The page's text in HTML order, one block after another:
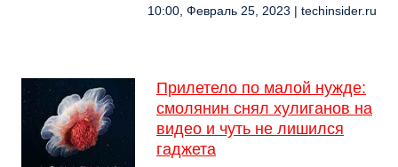
10:00, Февраль 25, 2023 | techinsider.ru
Прилетело по малой нужде:
смолянин снял хулиганов на
видео и чуть не лишился
гаджета